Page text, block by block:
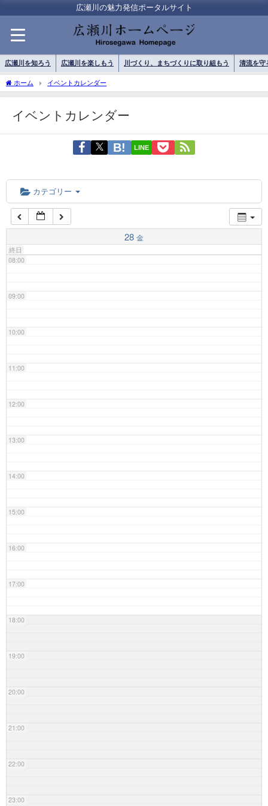
広瀬川の魅力発信ポータルサイト
広瀬川を知ろう 広瀬川を楽しもう 川づくり、まちづくりに取り組もう 清流を守
ホーム イベントカレンダー
イベントカレンダー
LINE
カテゴリー
28 金
終日
02:00
03:00
04:00
06:00
07:00
08:00
09:00
10:00
11:00
12:00
13:00
14:00
15:00
16:00
17:00
18:00
19:00
20:00
21:00
22:00
23:00